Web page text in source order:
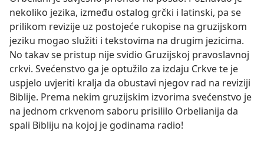
nekoliko jezika, između ostalog grčki i latinski, pa se
prilikom revizije uz postojeće rukopise na gruzijskom
jeziku mogao služiti i tekstovima na drugim jezicima.
No takav se pristup nije svidio Gruzijskoj pravoslavnoj
crkvi. Svećenstvo ga je optužilo za izdaju Crkve te je
uspjelo uvjeriti kralja da obustavi njegov rad na reviziji
Biblije. Prema nekim gruzijskim izvorima svećenstvo je
na jednom crkvenom saboru prisililo Orbelianija da
spali Bibliju na kojoj je godinama radio!